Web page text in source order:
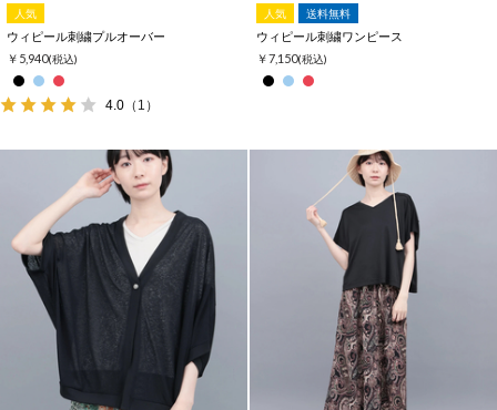
人気
ウィピール刺繍プルオーバー
￥5,940(税込)
4.0 （1）
人気 送料無料
ウィピール刺繍ワンピース
￥7,150(税込)